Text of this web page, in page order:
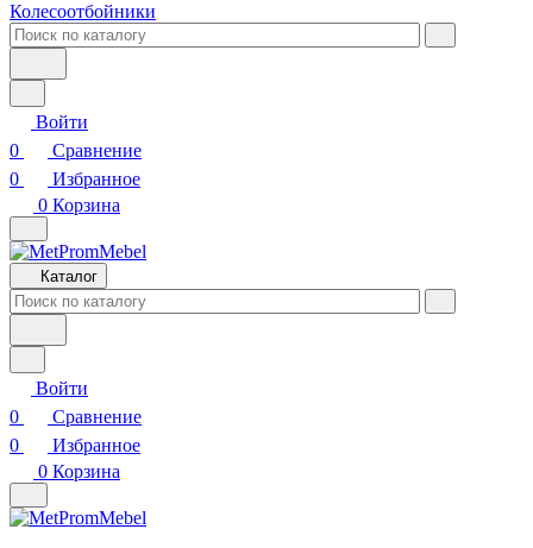
Колесоотбойники
Войти
0
Сравнение
0
Избранное
0 Корзина
Каталог
Войти
0
Сравнение
0
Избранное
0 Корзина